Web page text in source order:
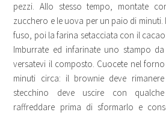
pezzi. Allo stesso tempo, montate
zucchero e le uova per un paio di
fuso, poi la farina setacciata con il cacao
Imburrate ed infarinate uno stampo
versatevi il composto. Cuocete nel forno
minuti circa: il brownie deve
stecchino deve uscire con
raffreddare prima di sformarlo e